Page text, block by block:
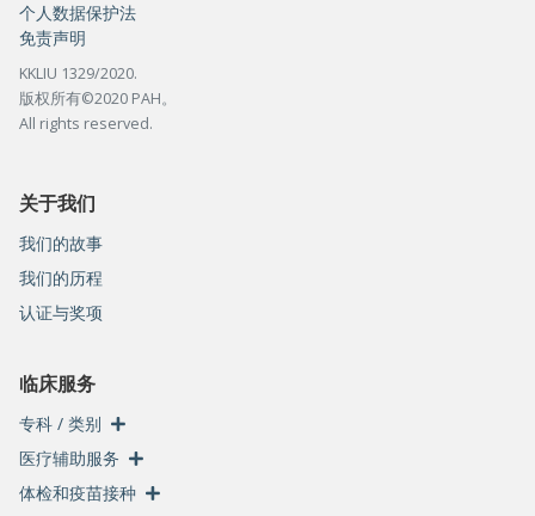
个人数据保护法
免责声明
KKLIU 1329/2020.
版权所有©2020 PAH。
All rights reserved.
关于我们
我们的故事
我们的历程
认证与奖项
临床服务
专科 / 类别
医疗辅助服务
体检和疫苗接种